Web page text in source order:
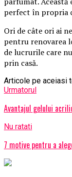
perfect în propria
Ori de câte ori ai
pentru renovarea
de lucrurile care
prin casă.
Articole pe aceiasi
Urmatorul
Avantajul gelului
Nu ratati
7 motive pentru a